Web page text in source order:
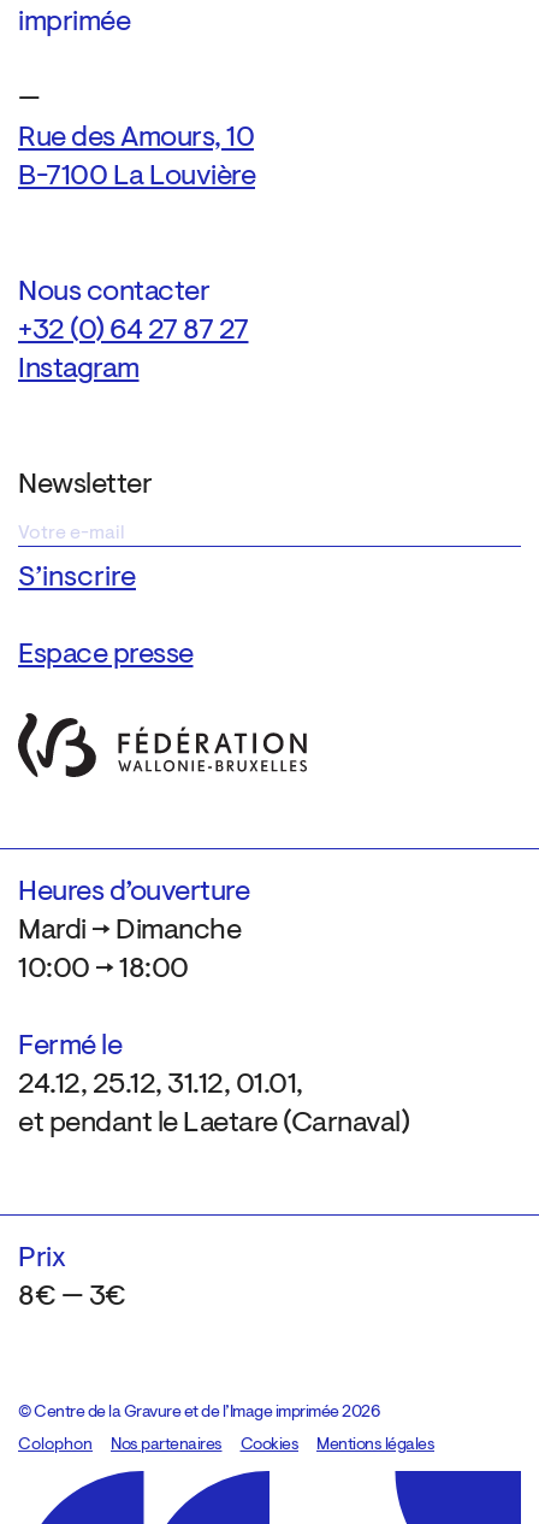
imprimée
—
Rue des Amours, 10
B-7100 La Louvière
Nous contacter
+32 (0) 64 27 87 27
Instagram
Newsletter
Espace presse
Heures d’ouverture
Mardi → Dimanche
10:00 → 18:00
Fermé le
24.12, 25.12, 31.12, 01.01,
et pendant le Laetare (Carnaval)
Prix
8€ — 3€
© Centre de la Gravure et de l’Image imprimée 2026
Colophon
Design:Marcel Kaczmarek, code:8080.studio
Nos partenaires Cookies Mentions légales